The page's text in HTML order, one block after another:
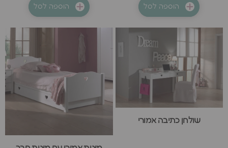
הוספה לסל הוספה לסל
שולחן כתיבה אמורי